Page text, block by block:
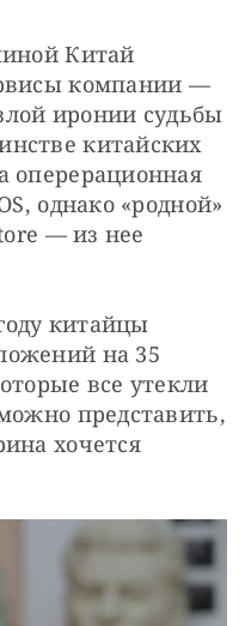
Китай
компании —
иронии судьбы
китайских
оперерационная
однако «родной»
— из нее
китайцы
на 35
все утекли
представить,
хочется